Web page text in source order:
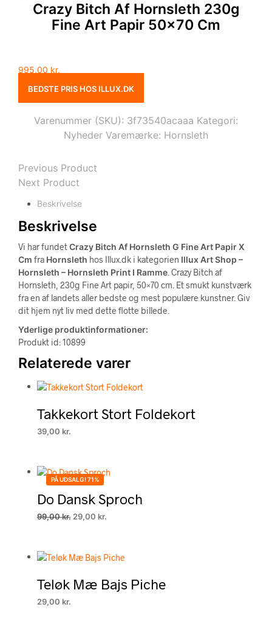
Crazy Bitch Af Hornsleth 230g
Fine Art Papir 50×70 Cm
995,00 kr.
BEDSTE PRIS HOS ILLUX.DK
Varenummer (SKU): 3f73540acaaa Kategori:
Nyheder Varemærke: Hornsleth
Previous Product
Next Product
Beskrivelse
Beskrivelse
Vi har fundetCrazy Bitch Af Hornsleth G Fine Art Papir X
Cm fra Hornsleth hos Illux.dk i kategorien Illux Art Shop –
Hornsleth – Hornsleth Print I Ramme . Crazy Bitch af
Hornsleth, 230g Fine Art papir, 50×70 cm. Et smukt kunstværk
fra en af landets aller bedste og mest populære kunstner. Giv
dit hjem nyt liv med dette flotte billede.
Yderlige produktinformationer:
Produkt id: 10899
Relaterede varer
Takkekort Stort Foldekort
39,00 kr.
PÅ UDSALG! 71%
Do Dansk Sproch
99,00kr. Den
99,00 kr..
29,00 kr.
29,00 kr..
Teløk Mæ Bajs Piche
29,00 kr.